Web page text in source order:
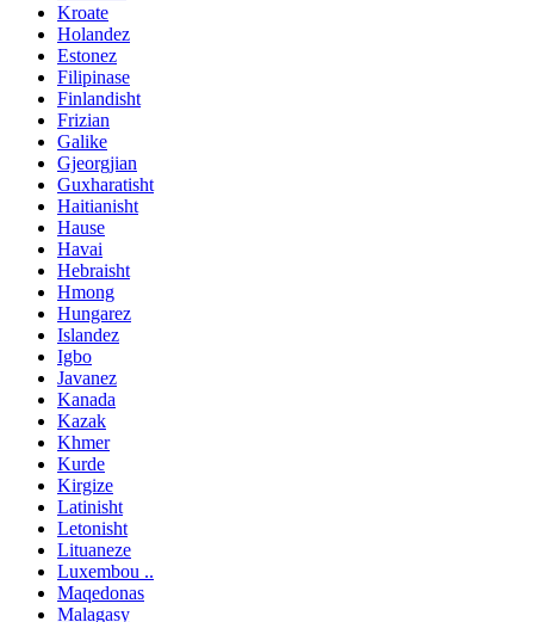
Kroate
Holandez
Estonez
Filipinase
Finlandisht
Frizian
Galike
Gjeorgjian
Guxharatisht
Haitianisht
Hause
Havai
Hebraisht
Hmong
Hungarez
Islandez
Igbo
Javanez
Kanada
Kazak
Khmer
Kurde
Kirgize
Latinisht
Letonisht
Lituaneze
Luxembou ..
Maqedonas
Malagasy